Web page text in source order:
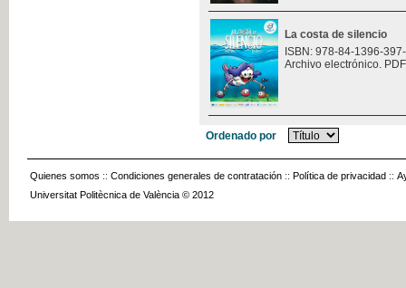
La costa de silencio
ISBN: 978-84-1396-
Archivo electrónico.
Ordenado por
Quienes somos :: Condiciones generales de contratación :: Política de privacidad ::
Universitat Politècnica de València © 2012